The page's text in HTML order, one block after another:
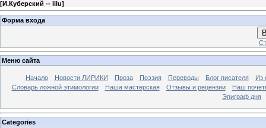
[И.Куберский -- lilu]
Форма входа
Меню сайта
Начало Новости ЛИРИКИ Проза Поэзия Переводы Блог писателя
Из
Словарь ложной этимологии
Наша мастерская Отзывы и рецензии
Наш
Эпиграф дня
Categories